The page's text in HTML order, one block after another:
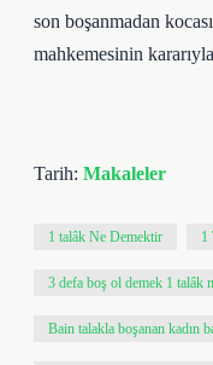
son boşanmadan
mahkemesinin
Tarih: Makaleler
1 talâk Ne Demektir 1
3 defa boş ol demek 1 talâk
Bain talakla boşanan kadın